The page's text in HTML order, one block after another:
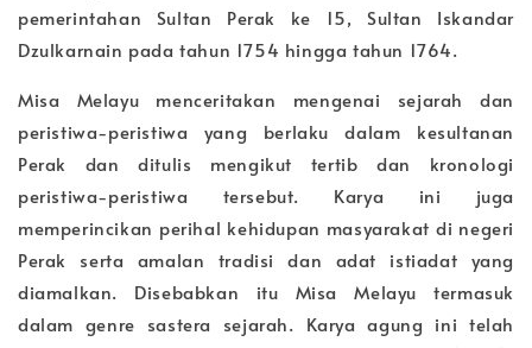
pemerintahan Sultan Perak ke 15, Sultan Iskandar
Dzulkarnain pada tahun 1754 hingga tahun 1764.
Misa Melayu menceritakan mengenai sejarah dan
peristiwa-peristiwa yang berlaku dalam kesultanan
Perak dan ditulis mengikut tertib dan kronologi
peristiwa-peristiwa tersebut. Karya ini juga
memperincikan perihal kehidupan masyarakat di negeri
Perak serta amalan tradisi dan adat istiadat yang
diamalkan. Disebabkan itu Misa Melayu termasuk
dalam genre sastera sejarah. Karya agung ini telah